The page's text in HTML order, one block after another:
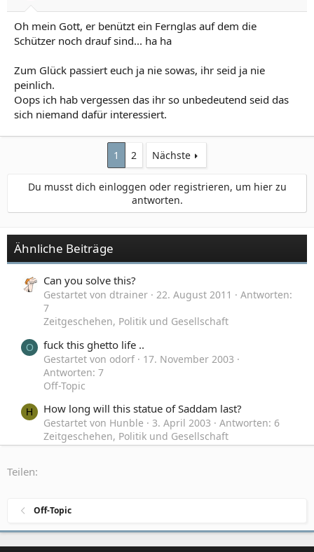
Oh mein Gott, er benützt ein Fernglas auf dem die
Schützer noch drauf sind... ha ha
Zum Glück passiert euch ja nie sowas, ihr seid ja nie
peinlich.
Oops ich hab vergessen das ihr so unbedeutend seid das
sich niemand dafür interessiert.
1 2 Nächste
Du musst dich einloggen oder registrieren, um hier zu
antworten.
Ähnliche Beiträge
Can you solve this?
Gestartet von dtrainer 22. August 2011
Antworten:
7
Zeitgeschehen, Politik und Gesellschaft
O fuck this ghetto life ..
Gestartet von odorf
17. November 2003
Antworten: 7
Off-Topic
H How long will this statue of Saddam last?
Gestartet von Hunble 3. April 2003
Antworten: 6
Zeitgeschehen, Politik und Gesellschaft
Teilen:
Off-Topic